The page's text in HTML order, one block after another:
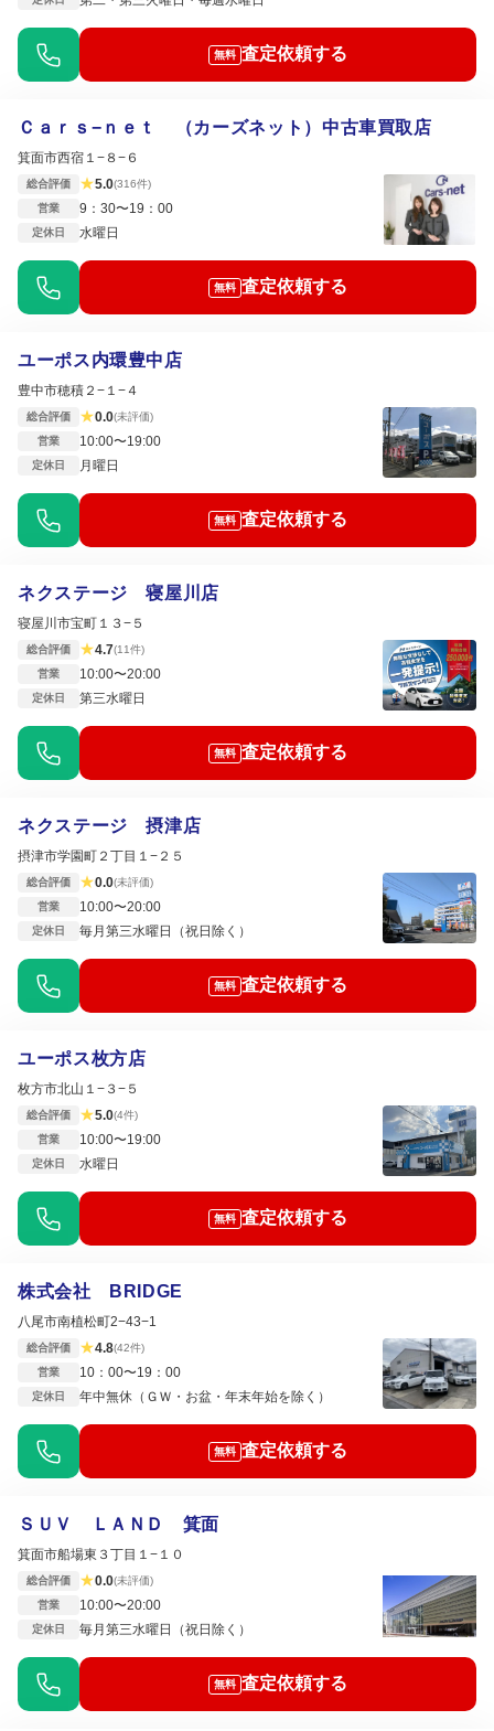
無料 査定依頼する
Ｃａｒｓ−ｎｅｔ （カーズネット）中古車買取店
箕面市西宿１−８−６
総合評価 ★5.0(316件)
営業
9：30〜19：00
定休日 水曜日
無料 査定依頼する
ユーポス内環豊中店
豊中市穂積２−１−４
総合評価 ★0.0(未評価)
営業
10:00〜19:00
定休日 月曜日
無料 査定依頼する
ネクステージ 寝屋川店
寝屋川市宝町１３−５
総合評価 ★4.7(11件)
営業
10:00〜20:00
定休日 第三水曜日
無料 査定依頼する
ネクステージ 摂津店
摂津市学園町２丁目１−２５
総合評価 ★0.0(未評価)
営業
10:00〜20:00
定休日 毎月第三水曜日（祝日除く）
無料 査定依頼する
ユーポス枚方店
枚方市北山１−３−５
総合評価 ★5.0(4件)
営業
10:00〜19:00
定休日 水曜日
無料 査定依頼する
株式会社 BRIDGE
八尾市南植松町2−43−1
総合評価 ★4.8(42件)
営業
10：00〜19：00
定休日 年中無休（ＧＷ・お盆・年末年始を除く）
無料 査定依頼する
ＳＵＶ ＬＡＮＤ 箕面
箕面市船場東３丁目１−１０
総合評価 ★0.0(未評価)
営業
10:00〜20:00
定休日 毎月第三水曜日（祝日除く）
無料 査定依頼する